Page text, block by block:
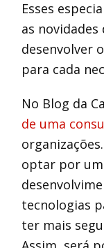
Esses
as
desenvolver
para cada
No Blog da
de uma
optar por
tecnologias
ter mais